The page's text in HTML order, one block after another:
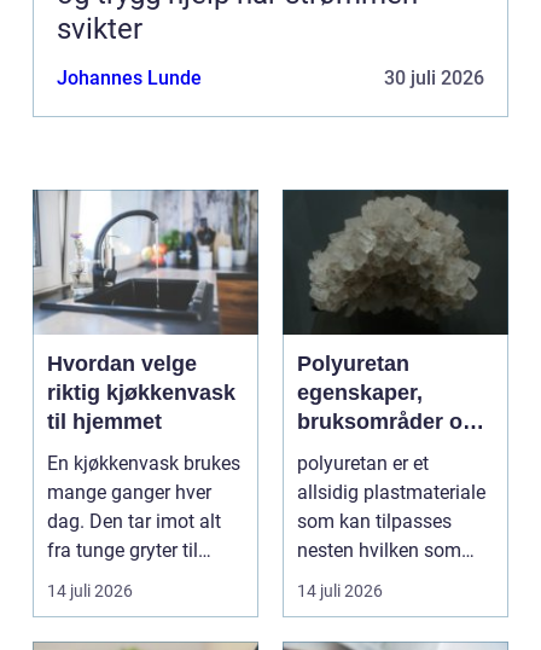
svikter
Johannes Lunde 30 juli 2026
Hvordan velge
riktig kjøkkenvask
til hjemmet
En kjøkkenvask brukes
mange ganger hver
dag. Den tar imot alt
fra tunge gryter til
skarpe kniver og ...
14 juli 2026
Polyuretan
egenskaper,
bruksområder og
fordeler i
industrien
polyuretan er et
allsidig plastmateriale
som kan tilpasses
nesten hvilken som
helst oppgave. Fra
myk...
14 juli 2026